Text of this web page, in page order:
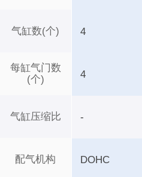
气缸数(个)
每缸气门数
(个)
气缸压缩比
配气机构
4
4
-
DOHC